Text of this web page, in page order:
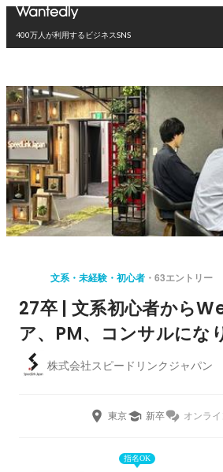
400万人が利用するビジネスSNS
文系・未経験・初心者 63エントリー
27卒 | 文系初心者から
ア、PM、コンサルにな
株式会社スピードリンクジャパン
東京 新卒 オンラ
指名OK